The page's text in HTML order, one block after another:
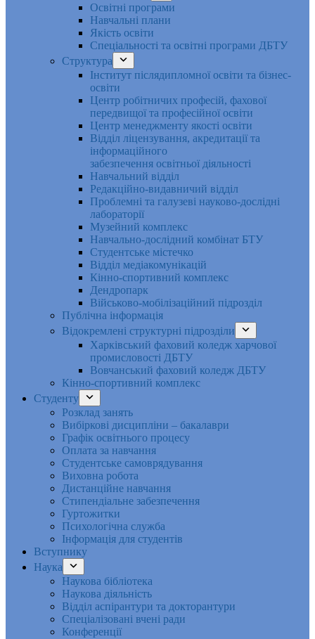
Освітні програми
Навчальні плани
Якість освіти
Спеціальності та освітні програми ДБТУ
Структура
Інститут післядипломної освіти та бізнес-
освіти
Центр робітничих професій, фахової
передвищої та професійної освіти
Центр менеджменту якості освіти
Відділ ліцензування, акредитації та
інформаційного
забезпечення освітньої діяльності
Навчальний відділ
Редакційно-видавничий відділ
Проблемні та галузеві науково-дослідні
лабораторії
Музейний комплекс
Навчально-дослідний комбінат БТУ
Студентське містечко
Відділ медіакомунікацій
Кінно-спортивний комплекс
Дендропарк
Військово-мобілізаційний підрозділ
Публічна інформація
Відокремлені структурні підрозділи
Харківський фаховий коледж харчової
промисловості ДБТУ
Вовчанський фаховий коледж ДБТУ
Кінно-спортивний комплекс
Студенту
Розклад занять
Вибіркові дисципліни – бакалаври
Графік освітнього процесу
Оплата за навчання
Студентське самоврядування
Виховна робота
Дистанційне навчання
Стипендіальне забезпечення
Гуртожитки
Психологічна служба
Інформація для студентів
Вступнику
Наука
Наукова бібліотека
Наукова діяльність
Відділ аспірантури та докторантури
Спеціалізовані вчені ради
Конференції